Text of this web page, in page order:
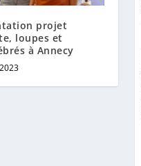
projet
loupes et
à Annecy